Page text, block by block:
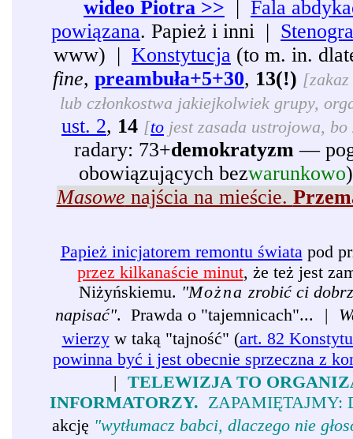
wideo Piotra >>
Fala
powiązana. Papież i inni |
www) | Konstytucja (to m. in.
fine, preambuła+5+30, 13(!)
lub członkostwa jakiejkolwiek grupy,
ust. 2, 14 [to jest zasada ustrojowa,
radary: 73+demokratyzm—
obowiązujących bezwarunkowo
Masowe najścia na mieście.
Papież inicjatorem remontu światapod
przez kilkanaście minut, że też jest
Niżyńskiemu. "Można zrobić ci
napisać". Prawda o "tajemnicach"... |
wierzyw taką "tajność" (art. 82
powinna być i jest obecnie sprzeczna z
|
TELEWIZJA TO
INFORMATORZY. ZAPAMIĘTAJMY:
akcję "wytłumacz babci, dlaczego nie